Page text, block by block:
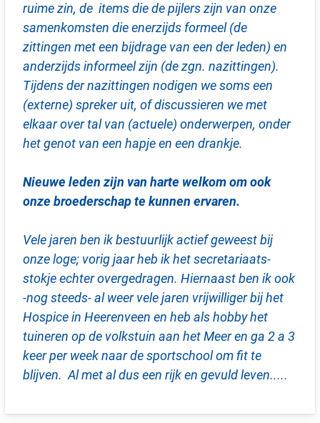
ruime zin, de items die de pijlers zijn van onze
samenkomsten die enerzijds formeel (de
zittingen met een bijdrage van een der leden) en
anderzijds informeel zijn (de zgn. nazittingen).
Tijdens der nazittingen nodigen we soms een
(externe) spreker uit, of discussieren we met
elkaar over tal van (actuele) onderwerpen, onder
het genot van een hapje en een drankje.
Nieuwe leden zijn van harte welkom om ook
onze broederschap te kunnen ervaren.
Vele jaren ben ik bestuurlijk actief geweest bij
onze loge; vorig jaar heb ik het secretariaats-
stokje echter overgedragen. Hiernaast ben ik ook
-nog steeds- al weer vele jaren vrijwilliger bij het
Hospice in Heerenveen en heb als hobby het
tuineren op de volkstuin aan het Meer en ga 2 a 3
keer per week naar de sportschool om fit te
blijven. Al met al dus een rijk en gevuld leven.....